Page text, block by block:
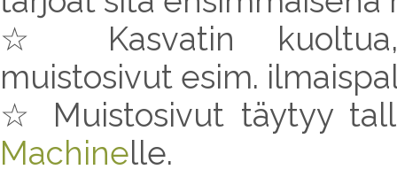
☆ Kasvatin
muistosivut esim.
☆ Muistosivut täytyy
Machinelle.